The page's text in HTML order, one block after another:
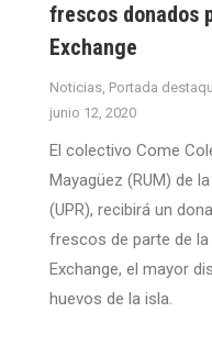
frescos donados
Exchange
Noticias, Portada
junio 12, 2020
El colectivo Come
Mayagüez (RUM) de
(UPR), recibirá un
frescos de parte de la
Exchange, el mayor
huevos de la isla.